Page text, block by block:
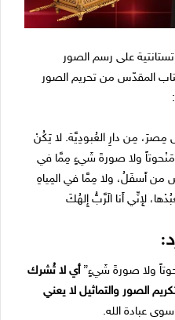
على رسم الصور
المقدّس من تحريم الصور
مِن دارِ العُبودِيَّة. لا يَكُنْ
ولا صورةَ شَيءٍ مِمَّا في
من أَسفَلُ، ولا مِمَّا في المِياهِ
لإِنِّي أَنا الَرَّبُّ إِلهُكَ
أي لا تُشرك
الصور والتماثيل لا يعني
عبادة الله.